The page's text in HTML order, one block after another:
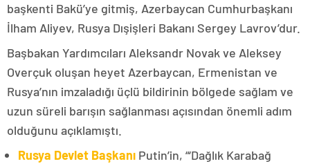
başkenti Bakü’ye gitmiş, Azerbaycan Cumhurbaşkanı
İlham Aliyev, Rusya Dışişleri Bakanı Sergey Lavrov’dur.
Başbakan Yardımcıları Aleksandr Novak ve Aleksey
Overçuk oluşan heyet Azerbaycan, Ermenistan ve
Rusya’nın imzaladığı üçlü bildirinin bölgede sağlam ve
uzun süreli barışın sağlanması açısından önemli adım
olduğunu açıklamıştı.
Rusya Devlet Başkanı Putin’in, “‘Dağlık Karabağ